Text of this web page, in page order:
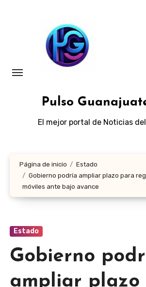
Pulso
El mejor portal de Noticias
Página de inicio
Estado
Gobierno podría ampliar plazo para
móviles ante bajo avance
Estado
Gobierno
ampliar plazo